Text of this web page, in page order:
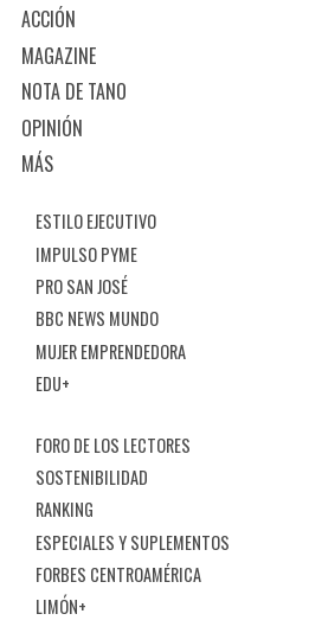
ACCIÓN
MAGAZINE
NOTA DE TANO
OPINIÓN
MÁS
ESTILO EJECUTIVO
IMPULSO PYME
PRO SAN JOSÉ
BBC NEWS MUNDO
MUJER EMPRENDEDORA
EDU+
FORO DE LOS LECTORES
SOSTENIBILIDAD
RANKING
ESPECIALES Y SUPLEMENTOS
FORBES CENTROAMÉRICA
LIMÓN+